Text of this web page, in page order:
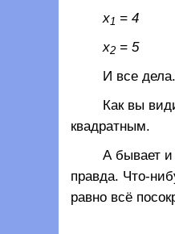
х1 = 4
х2= 5
И все
Как вы
квадратным.
А бывает и
правда. Что-
равно всё